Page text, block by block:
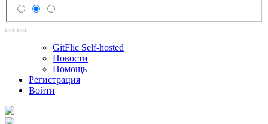
GitFlic Self-hosted
Новости
Помощь
Регистрация
Войти